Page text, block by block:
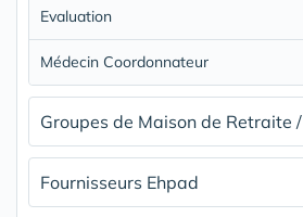
Evaluation
Médecin Coordonnateur
Groupes de Maison de Retraite
Fournisseurs Ehpad